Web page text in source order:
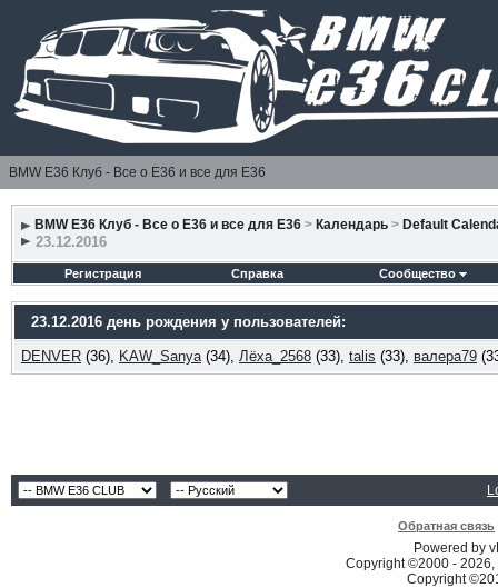
BMW E36 Клуб - Все о Е36 и все для Е36
BMW E36 Клуб - Все о Е36 и все для Е36 > Календарь > Default
23.12.2016
Регистрация Справка Сообщество
23.12.2016 день рождения у пользователей:
DENVER(36), KAW_Sanya(34), Лёха_2568(33), talis (33), валера79
Обратная связь
Powered by
Copyright ©2000 -
Copyright